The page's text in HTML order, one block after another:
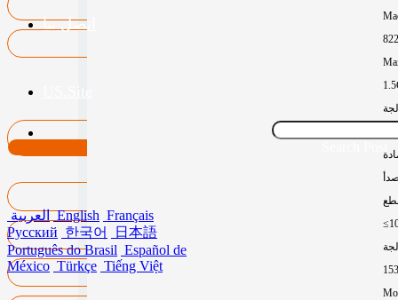
اتصل بنا
العربية English Français
Русский 한국어
日本語
Português do Brasil Español de
México Türkçe Tiếng Việt